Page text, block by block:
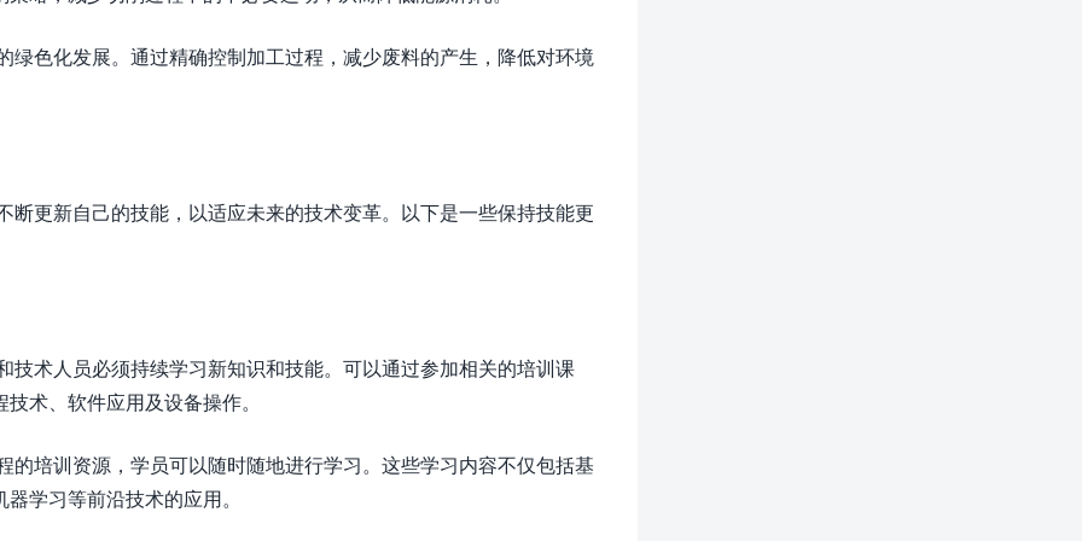
色化发展。通过精确控制加工过程，减少废料的产生，降低对环境
更新自己的技能，以适应未来的技术变革。以下是一些保持技能更
术人员必须持续学习新知识和技能。可以通过参加相关的培训课
术、软件应用及设备操作。
培训资源，学员可以随时随地进行学习。这些学习内容不仅包括基
学习等前沿技术的应用。